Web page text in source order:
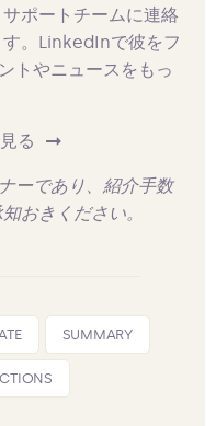
ポートチームに連絡
。LinkedInで彼をフ
トやニュースをもっ
る
ーであり、紹介手数
おきください。
SUMMARY